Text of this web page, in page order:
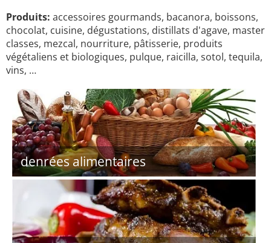
Produits: accessoires gourmands, bacanora, boissons,
chocolat, cuisine, dégustations, distillats d'agave, master
classes, mezcal, nourriture, pâtisserie, produits
végétaliens et biologiques, pulque, raicilla, sotol, tequila,
vins, …
denrées alimentaires